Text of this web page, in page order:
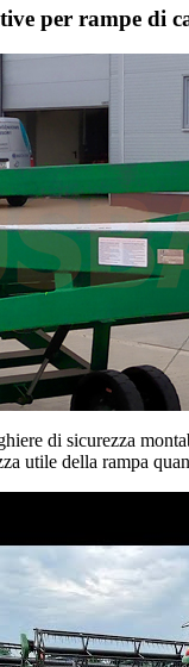
per rampe di
di sicurezza
utile della rampa